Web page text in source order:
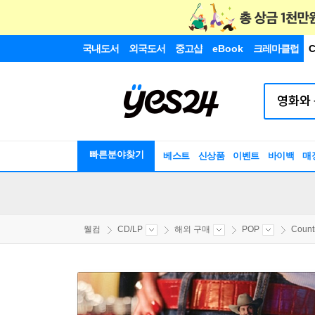
국내도서 외국도서 중고샵 eBook 크레마클럽
빠른분야찾기 베스트 신상품 이벤트 바이백 매
웰컴 CD/LP 해외 구매 POP